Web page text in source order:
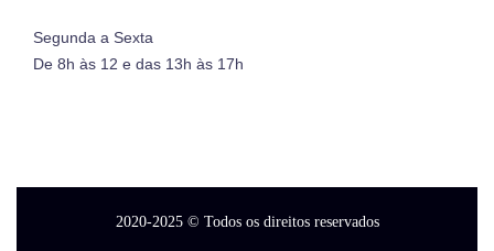
Segunda a Sexta
De 8h às 12 e das 13h às 17h
2020-2025© Todos os direitos reservados